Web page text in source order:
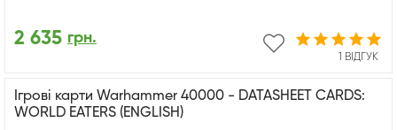
1 ВІДГУК
2 635 грн.
Ігрові карти Warhammer 40000 - DATASHEET CARDS:
WORLD EATERS (ENGLISH)